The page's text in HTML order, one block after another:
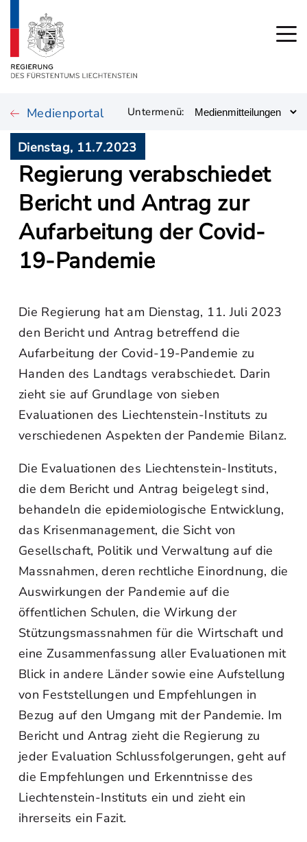
Medienportal Untermenü:
Dienstag, 11.7.2023
Regierung verabschiedet
Bericht und Antrag zur
Aufarbeitung der Covid-
19-Pandemie
Die Regierung hat am Dienstag, 11. Juli 2023
den Bericht und Antrag betreffend die
Aufarbeitung der Covid-19-Pandemie zu
Handen des Landtags verabschiedet. Darin
zieht sie auf Grundlage von sieben
Evaluationen des Liechtenstein-Instituts zu
verschiedenen Aspekten der Pandemie Bilanz.
Die Evaluationen des Liechtenstein-Instituts,
die dem Bericht und Antrag beigelegt sind,
behandeln die epidemiologische Entwicklung,
das Krisenmanagement, die Sicht von
Gesellschaft, Politik und Verwaltung auf die
Massnahmen, deren rechtliche Einordnung, die
Auswirkungen der Pandemie auf die
öffentlichen Schulen, die Wirkung der
Stützungsmassnahmen für die Wirtschaft und
eine Zusammenfassung aller Evaluationen mit
Blick in andere Länder sowie eine Aufstellung
von Feststellungen und Empfehlungen in
Bezug auf den Umgang mit der Pandemie. Im
Bericht und Antrag zieht die Regierung zu
jeder Evaluation Schlussfolgerungen, geht auf
die Empfehlungen und Erkenntnisse des
Liechtenstein-Instituts ein und zieht ein
ihrerseits ein Fazit.